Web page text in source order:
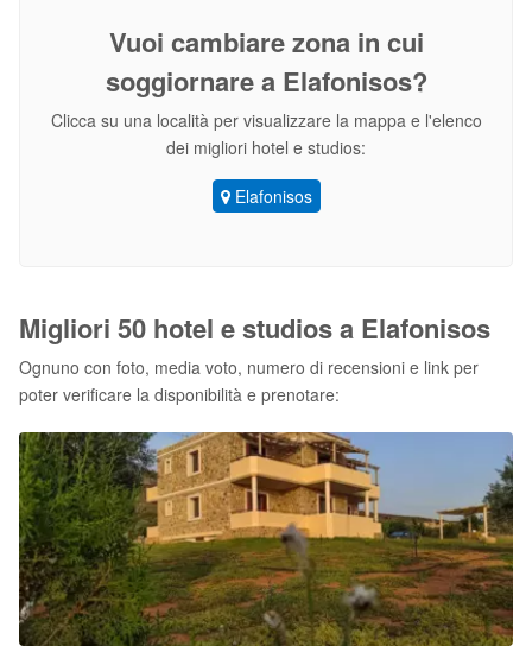
Vuoi cambiare zonain cui
soggiornare a Elafonisos?
Clicca su una località per visualizzare la mappa e l'elenco
dei migliori hotel e studios:
Elafonisos
Migliori 50 hotel e studios a Elafonisos
Ognuno con foto, media voto, numero di recensioni e link per
poter verificare la disponibilità e prenotare: